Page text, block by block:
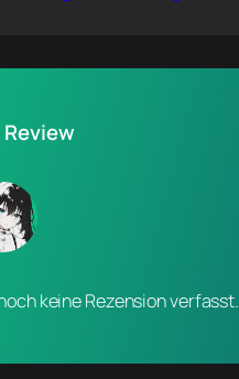
keine Rezension verfasst.